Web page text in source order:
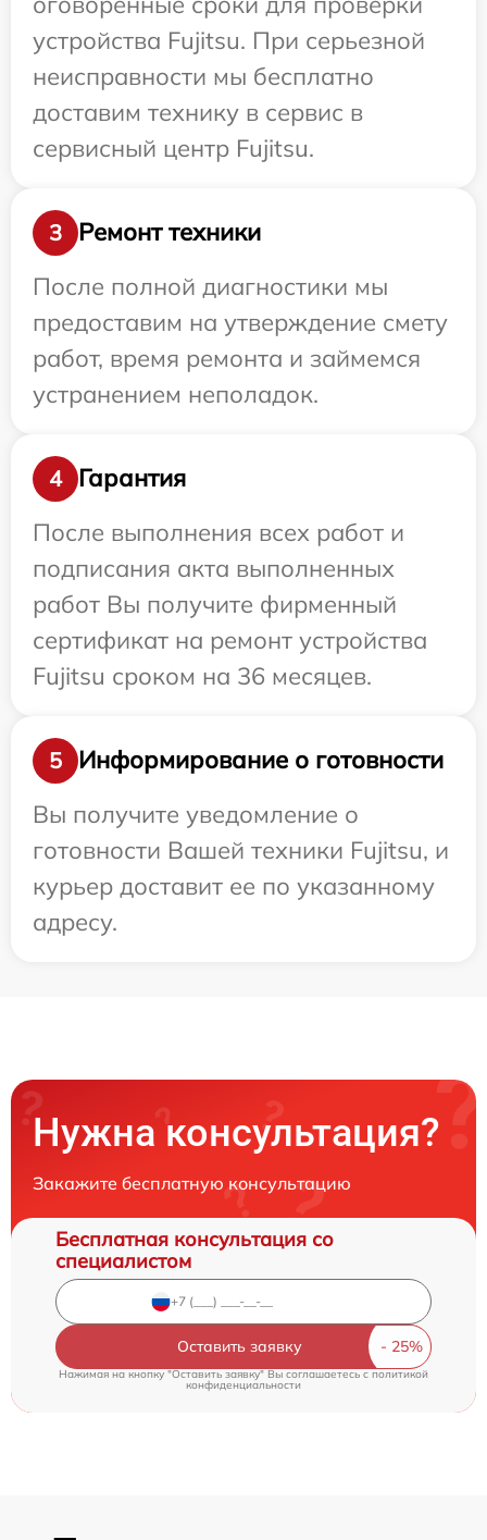
устройства Fujitsu. При серьезной
неисправности мы бесплатно
доставим технику в сервис в
сервисный центр Fujitsu.
3
Ремонт техники
После полной диагностики мы
предоставим на утверждение смету
работ, время ремонта и займемся
устранением неполадок.
4
Гарантия
После выполнения всех работ и
подписания акта выполненных
работ Вы получите фирменный
сертификат на ремонт устройства
Fujitsu сроком на 36 месяцев.
5
Информирование о готовности
Вы получите уведомление о
готовности Вашей техники Fujitsu, и
курьер доставит ее по указанному
адресу.
Нужна консультация?
Закажите бесплатную консультацию
Бесплатная консультация со
специалистом
Оставить заявку
Нажимая на кнопку "Оставить заявку" Вы соглашаетесь cполитикой
конфиденциальности